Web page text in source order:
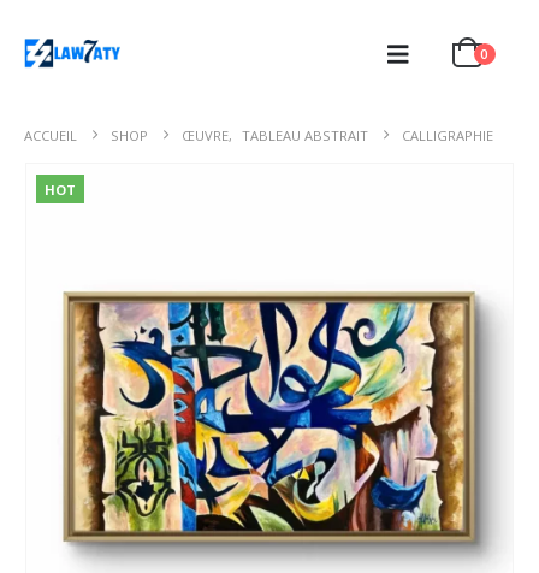
0
ACCUEIL SHOP ŒUVRE, TABLEAU ABSTRAIT CALLIGRAPHIE
HOT